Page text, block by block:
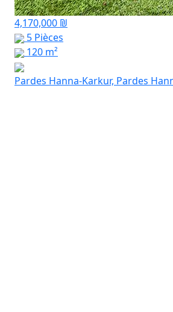
4,170,000 ₪
5 Pièces
120 m²
Pardes Hanna-Karkur, Pardes